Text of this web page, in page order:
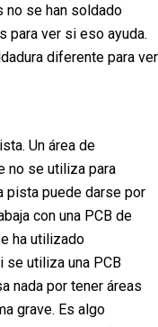
no se han soldado
para ver si eso ayuda.
diferente para ver
Un área de
no se utiliza para
pista puede darse por
con una PCB de
ha utilizado
se utiliza una PCB
nada por tener áreas
grave. Es algo